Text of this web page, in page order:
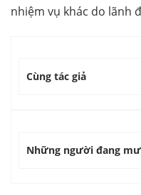
nhiệm vụ khác do lãnh
Cùng tác giả
Những người đang